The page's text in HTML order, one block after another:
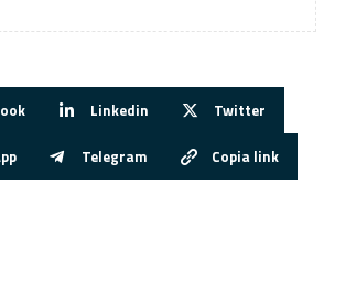
Linkedin Twitter
Telegram Copia link